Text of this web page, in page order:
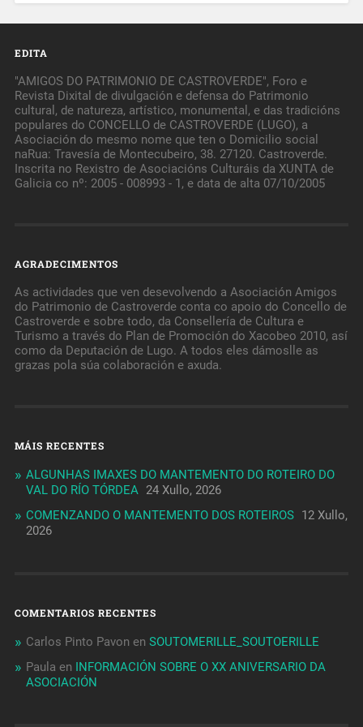
EDITA
"AMIGOS DO PATRIMONIO DE CASTROVERDE", Foro e
Revista Dixital de divulgación e defensa do Patrimonio
cultural, de natureza, artístico, monumental, e das tradicións
populares do CONCELLO de CASTROVERDE (LUGO), a
Asociación do mesmo nome que ten o Domicilio social
naRua: Travesía de Montecubeiro, 38. 27120. Castroverde.
Inscrita no Rexistro de Asociacións Culturáis da XUNTA de
Galicia co nº: 2005 - 008993 - 1, e data de alta 07/10/2005
AGRADECIMENTOS
As actividades que ven desevolvendo a Asociación Amigos
do Patrimonio de Castroverde conta co apoio do Concello de
Castroverde e sobre todo, da Consellería de Cultura e
Turismo a través do Plan de Promoción do Xacobeo 2010, así
como da Deputación de Lugo. A todos eles dámoslle as
grazas pola súa colaboración e axuda.
MÁIS RECENTES
ALGUNHAS IMAXES DO MANTEMENTO DO ROTEIRO DO
VAL DO RÍO TÓRDEA 24 Xullo, 2026
COMENZANDO O MANTEMENTO DOS ROTEIROS 12 Xullo,
2026
COMENTARIOS RECENTES
Carlos Pinto Pavon en SOUTOMERILLE_SOUTOERILLE
Paula en INFORMACIÓN SOBRE O XX ANIVERSARIO DA
ASOCIACIÓN